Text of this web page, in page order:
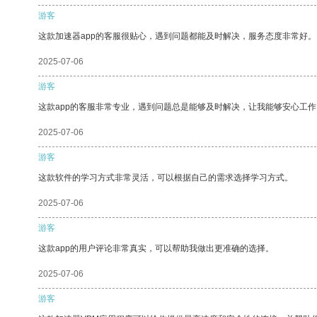
游客
这款加速器app的客服很贴心，遇到问题都能及时解决，服务态度非常好。
2025-07-06
游客
这款app的客服非常专业，遇到问题总是能够及时解决，让我能够安心工
2025-07-06
游客
这款软件的学习方式非常灵活，可以根据自己的需求选择学习方式。
2025-07-06
游客
这款app的用户评论非常真实，可以帮助我做出更准确的选择。
2025-07-06
游客